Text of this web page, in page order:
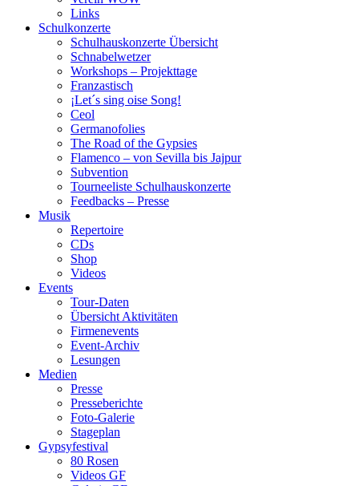
Links
Schulkonzerte
Schulhauskonzerte Übersicht
Schnabelwetzer
Workshops – Projekttage
Franzastisch
¡Let´s sing oise Song!
Ceol
Germanofolies
The Road of the Gypsies
Flamenco – von Sevilla bis Jajpur
Subvention
Tourneeliste Schulhauskonzerte
Feedbacks – Presse
Musik
Repertoire
CDs
Shop
Videos
Events
Tour-Daten
Übersicht Aktivitäten
Firmenevents
Event-Archiv
Lesungen
Medien
Presse
Presseberichte
Foto-Galerie
Stageplan
Gypsyfestival
80 Rosen
Videos GF